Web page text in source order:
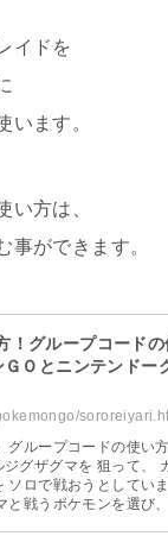
イドを
います。
い方は、
事ができます。
！グループコード
Ｏとニンテンドー
グループコードの使い
グザグマを 狙って、
ソロで戦おうとしてい
と戦うポケモンを選び